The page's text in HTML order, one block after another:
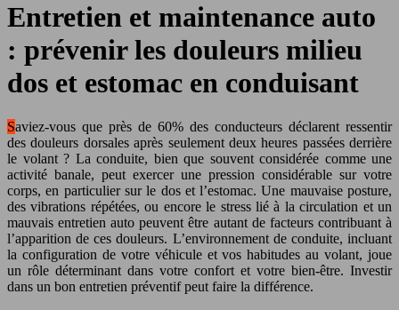
Entretien et maintenance auto
: prévenir les douleurs milieu
dos et estomac en conduisant
Saviez-vous que près de 60% des conducteurs déclarent ressentir
des douleurs dorsales après seulement deux heures passées derrière
le volant ? La conduite, bien que souvent considérée comme une
activité banale, peut exercer une pression considérable sur votre
corps, en particulier sur le dos et l’estomac. Une mauvaise posture,
des vibrations répétées, ou encore le stress lié à la circulation et un
mauvais entretien auto peuvent être autant de facteurs contribuant à
l’apparition de ces douleurs. L’environnement de conduite, incluant
la configuration de votre véhicule et vos habitudes au volant, joue
un rôle déterminant dans votre confort et votre bien-être. Investir
dans un bon entretien préventif peut faire la différence.